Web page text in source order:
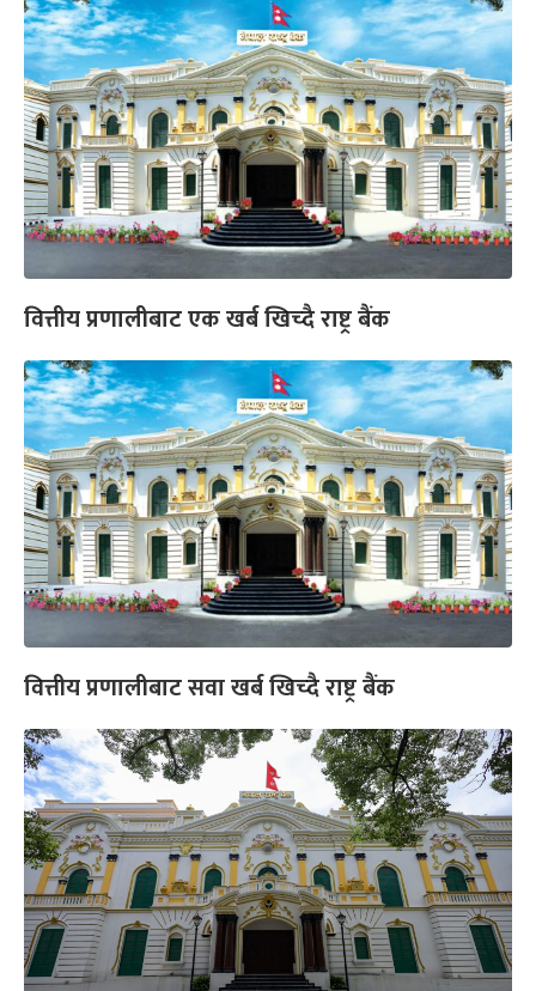
वित्तीय प्रणालीबाट एक खर्ब खिच्दै राष्ट्र बैंक
वित्तीय प्रणालीबाट सवा खर्ब खिच्दै राष्ट्र बैंक